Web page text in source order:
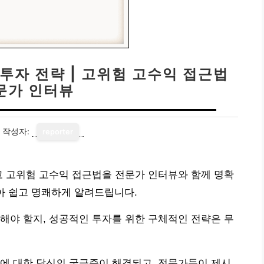
자 전략 | 고위험 고수익 접근법
가 인터뷰
작성자:
위험 고수익 접근법을 전문가 인터뷰와 함께 명확
쉽고 명쾌하게 알려드립니다.
야 할지, 성공적인 투자를 위한 구체적인 전략은 무